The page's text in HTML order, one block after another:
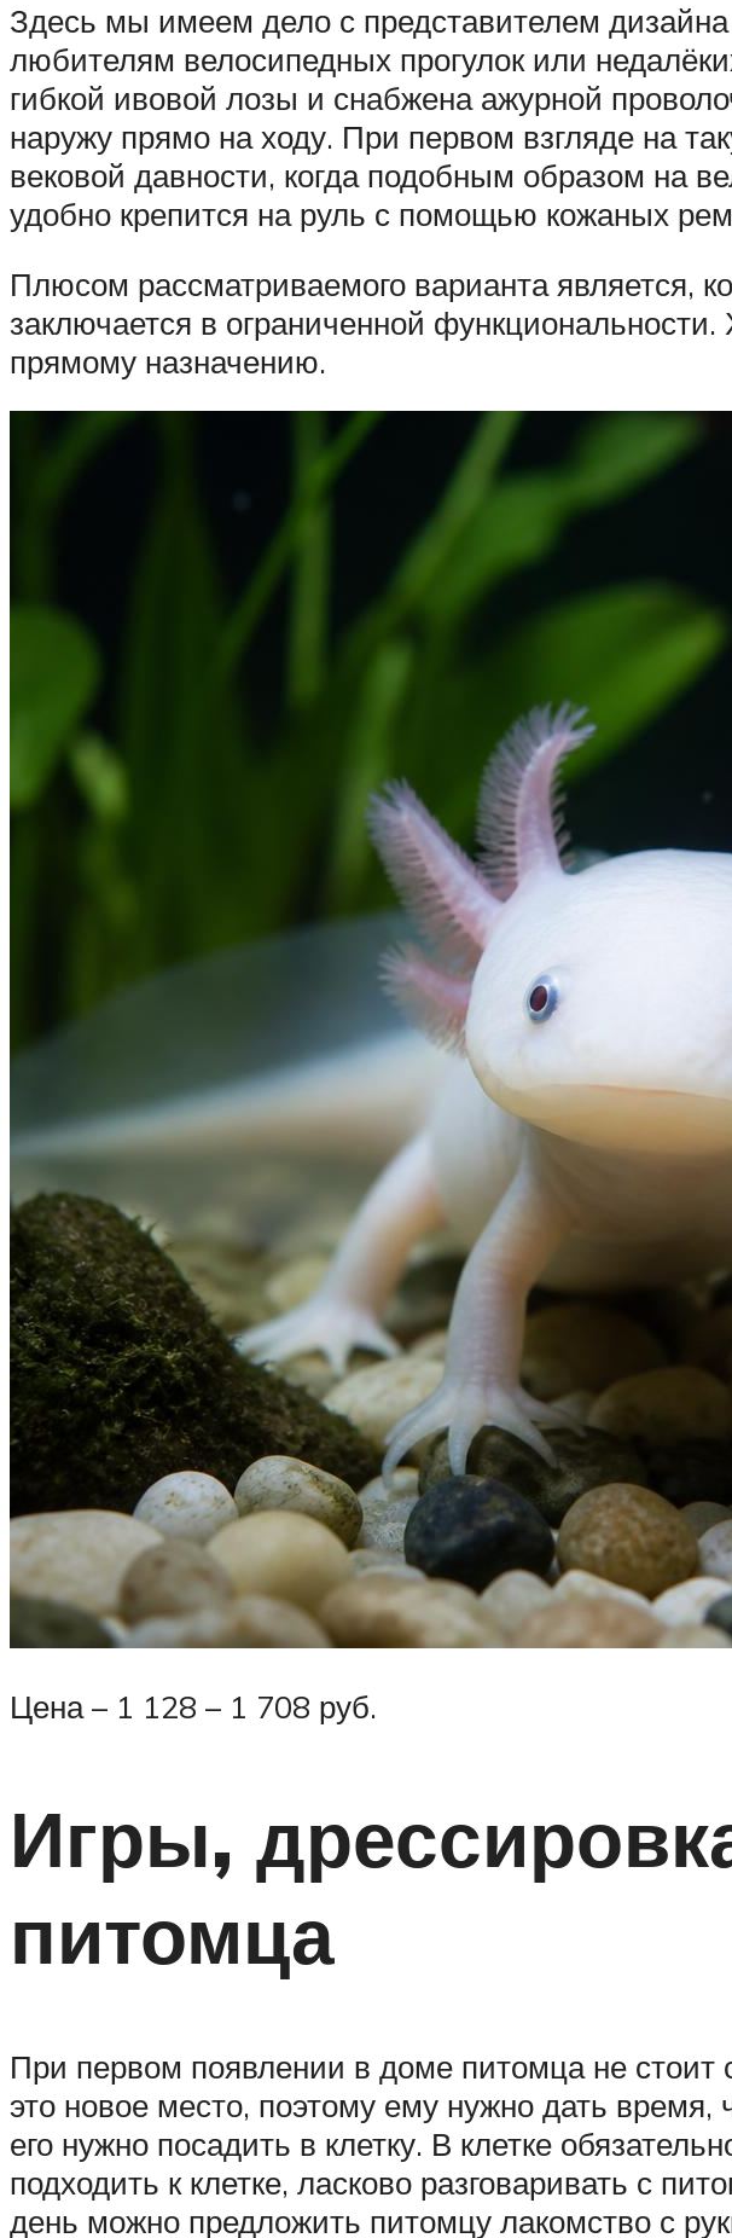
Здесь мы имеем дело с представителем
любителям велосипедных прогулок или
гибкой ивовой лозы и снабжена ажурной
наружу прямо на ходу. При первом взгляде на
вековой давности, когда подобным образом на
удобно крепится на руль с помощью кожаных
Плюсом рассматриваемого варианта является,
заключается в ограниченной
прямому назначению.
Цена – 1 128 – 1 708 руб.
Игры,
питомца
При первом появлении в доме питомца не стоит
это новое место, поэтому ему нужно дать время,
его нужно посадить в клетку. В клетке
подходить к клетке, ласково разговаривать с
день можно предложить питомцу лакомство с